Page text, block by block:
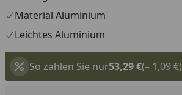
Material Aluminium
Leichtes Aluminium
So zahlen Sie nur53,29 €(– 1,09 €)